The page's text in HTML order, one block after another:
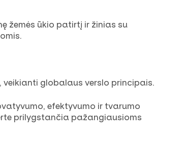
žemės ūkio patirtį ir žinias su
veikianti globalaus verslo principais.
efektyvumo ir tvarumo
prilygstančia pažangiausioms